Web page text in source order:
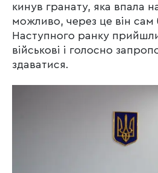
кинув гранату, яка впала
можливо, через це він
Наступного ранку прийшли
військові і голосно
здаватися.